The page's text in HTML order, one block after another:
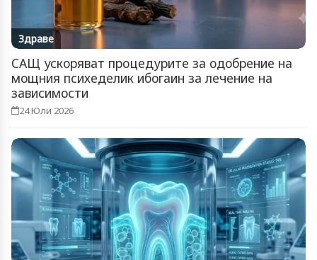
Здраве
САЩ ускоряват процедурите за одобрение на
мощния психеделик ибогаин за лечение на
зависимости
24 Юли 2026